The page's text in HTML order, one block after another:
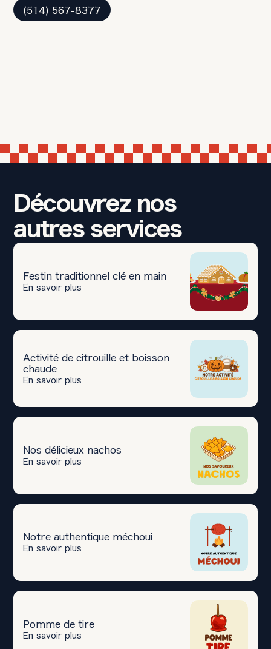
(514) 567-8377
Découvrez nos
autres services
Festin traditionnel clé en main
En savoir plus
Activité de citrouille et boisson
chaude
En savoir plus
Nos délicieux nachos
En savoir plus
Notre authentique méchoui
En savoir plus
Pomme de tire
En savoir plus